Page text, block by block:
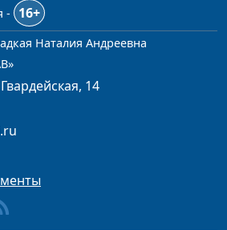
-
16+
Наталия Андреевна
14